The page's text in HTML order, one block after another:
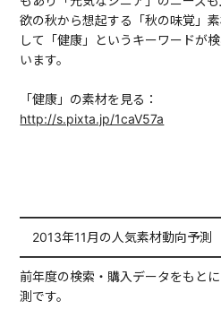
欲の秋から想起する「秋の味覚」
して「健康」というキーワードが
います。
「健康」の素材を見る：
http://s.pixta.jp/1caV57a
2013年11月の人気素材動向予測
前年度の検索・購入データをもと
測です。